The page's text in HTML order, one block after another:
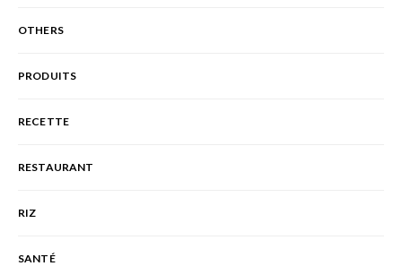
OTHERS
PRODUITS
RECETTE
RESTAURANT
RIZ
SANTÉ